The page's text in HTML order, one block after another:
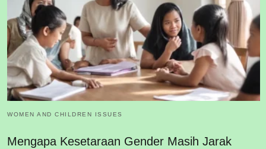
WOMEN AND CHILDREN ISSUES
Mengapa Kesetaraan Gender Masih Jarak